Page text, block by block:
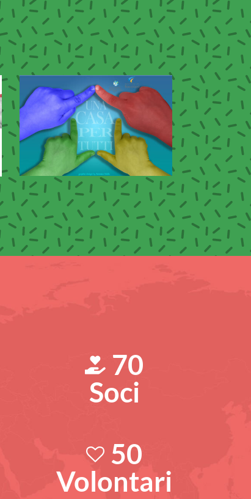
Tutti per una
casa, una casa per
tutti
70
Soci
50
Volontari